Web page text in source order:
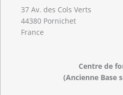
37 Av. des Cols Verts
44380 Pornichet
France
Centre de
(Ancienne Base